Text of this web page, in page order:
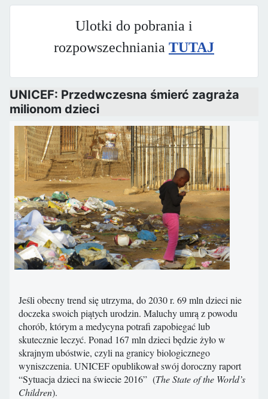
Ulotki do pobrania i
rozpowszechniania TUTAJ
UNICEF: Przedwczesna śmierć zagraża
milionom dzieci
Jeśli obecny trend się utrzyma, do 2030 r. 69 mln dzieci nie
doczeka swoich piątych urodzin. Maluchy umrą z powodu
chorób, którym a medycyna potrafi zapobiegać lub
skutecznie leczyć. Ponad 167 mln dzieci będzie żyło w
skrajnym ubóstwie, czyli na granicy biologicznego
wyniszczenia. UNICEF opublikował swój doroczny raport
“Sytuacja dzieci na świecie 2016” (The State of the World’s
Children).